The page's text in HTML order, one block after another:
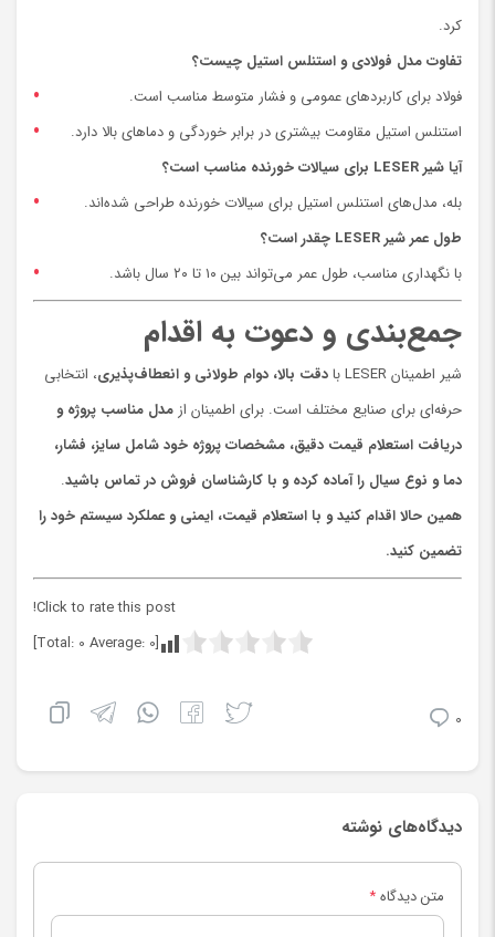
کرد.
تفاوت مدل فولادی و استنلس استیل چیست؟
فولاد برای کاربردهای عمومی و فشار متوسط مناسب است.
استنلس استیل مقاومت بیشتری در برابر خوردگی و دماهای بالا دارد.
آیا شیر LESER برای سیالات خورنده مناسب است؟
بله، مدل‌های استنلس استیل برای سیالات خورنده طراحی شده‌اند.
طول عمر شیر LESER چقدر است؟
با نگهداری مناسب، طول عمر می‌تواند بین ۱۰ تا ۲۰ سال باشد.
جمع‌بندی و دعوت به اقدام
شیر اطمینان LESER با دقت بالا، دوام طولانی و انعطاف‌پذیری، انتخابی
حرفه‌ای برای صنایع مختلف است. برای اطمینان از مدل مناسب پروژه و
دریافت استعلام قیمت دقیق، مشخصات پروژه خود شامل سایز، فشار،
دما و نوع سیال را آماده کرده و با کارشناسان فروش در تماس باشید.
همین حالا اقدام کنید و با استعلام قیمت، ایمنی و عملکرد سیستم خود را
تضمین کنید.
Click to rate this post!
[Total:
0 Average: 0
]
0
دیدگاه‌های نوشته
متن دیدگاه*